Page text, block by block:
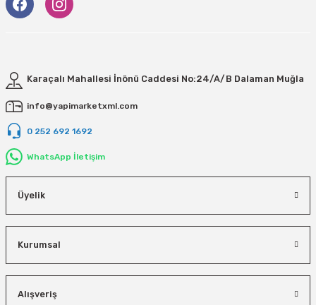
Karaçalı Mahallesi İnönü Caddesi No:24/A/B Dalaman Muğla
info@yapimarketxml.com
0 252 692 1692
WhatsApp İletişim
Üyelik
Kurumsal
Alışveriş